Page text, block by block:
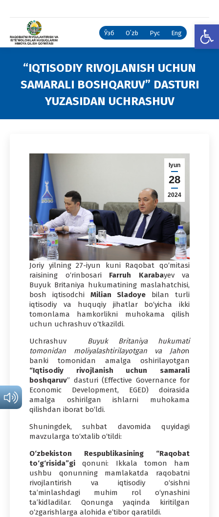
Ўзб Oʻzb Рус Eng
“IQTISODIY RIVOJLANISH UCHUN
SAMARALI BOSHQARUV” DASTURI
YUZASIDAN UCHRASHUV
Iyun
28
2024
Joriy yilning 27-iyun kuni Raqobat qo‘mitasi
raisining o‘rinbosariFarruh Karabayev va
Buyuk Britaniya hukumatining maslahatchisi,
bosh iqtisodchi Milian Sladoye bilan turli
iqtisodiy va huquqiy jihatlar bo‘yicha ikki
tomonlama hamkorlikni muhokama qilish
uchun uchrashuv o‘tkazildi.
Uchrashuv Buyuk Britaniya hukumati
tomonidan moliyalashtirilayotgan va Jahon
banki tomonidan amalga oshirilayotgan
“Iqtisodiy rivojlanish uchun samarali
boshqaruv” dasturi (Effective Governance for
Economic Development, EGED) doirasida
amalga oshirilgan ishlarni muhokama
qilishdan iborat bo‘ldi.
Shuningdek, suhbat davomida quyidagi
mavzularga to‘xtalib o‘tildi:
O‘zbekiston Respublikasining “Raqobat
to‘g‘risida”giqonuni: Ikkala tomon ham
ushbu qonunning mamlakatda raqobatni
rivojlantirish va iqtisodiy o‘sishni
ta’minlashdagi muhim rol o‘ynashini
ta’kidladilar. Qonunga yaqinda kiritilgan
o‘zgarishlarga alohida e’tibor qaratildi.